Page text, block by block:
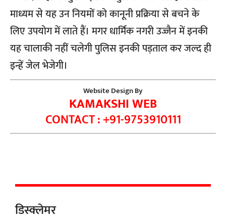
माध्यम से यह उन नियमों को कानूनी प्रक्रिया से बचने के
लिए उपयोग में लाते हैं। मगर धार्मिक नगरी उज्जैन में इनकी
यह चालाकी नहीं चलेगी पुलिस इनकी पड़ताल कर जल्द ही
इन्हें जेल भेजेगी।
Website Design By
KAMAKSHI WEB
CONTACT : +91-9753910111
डिस्क्लेमर